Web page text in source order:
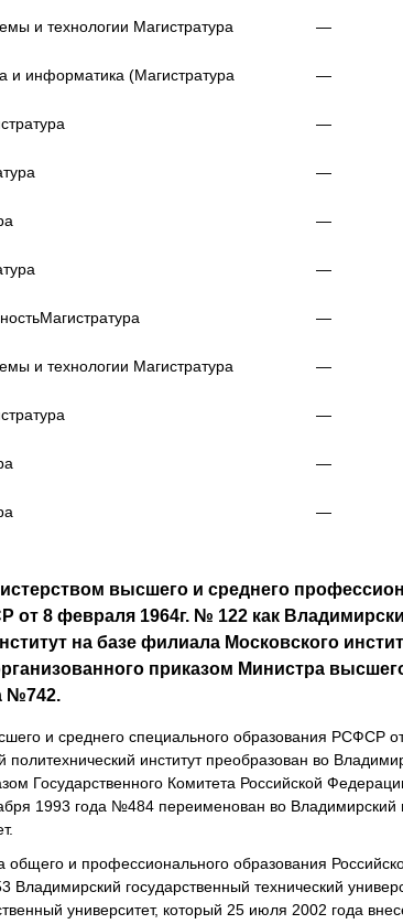
и технологии Магистратура —
и информатика (Магистратура —
—
—
—
—
Магистратура —
и технологии Магистратура —
—
—
—
высшего и среднего
от 8 февраля 1964г. № 122 как
на базе филиала Московского
приказом Министра
№742.
и среднего специального образования РСФСР
институт преобразован во
Государственного Комитета Российской
1993 года №484 переименован во Владимирский
общего и профессионального образования
Владимирский государственный технический
университет, который 25 июля 2002 года